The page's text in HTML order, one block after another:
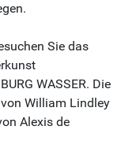
Sie das
WASSER. Die
William Lindley
Alexis de